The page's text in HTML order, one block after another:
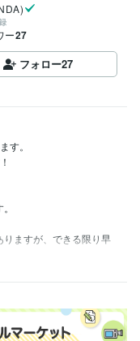
ー27
フォロー27
す。
ますが、できる限り早
します。